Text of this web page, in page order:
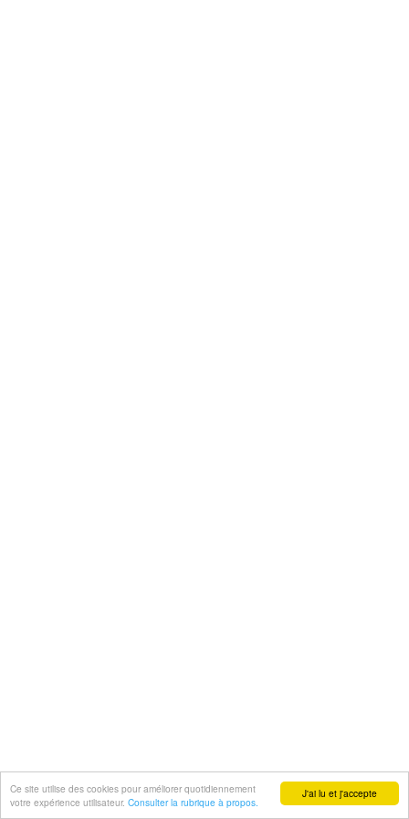
J'ai lu et j'accepte
Ce site utilise des cookies pour améliorer quotidiennement
votre expérience utilisateur. Consulter la rubrique à propos.